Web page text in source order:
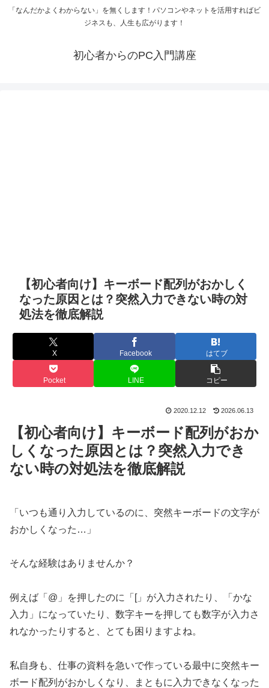
「なんだかよくわからない」を無くします！パソコンやネットを活用すればビ
ジネスも、人生も広がります！
初心者からのPC入門講座
【初心者向け】キーボード配列がおかしく
なった原因とは？突然入力できない時の対
処法を徹底解説
X Facebook はてブ
Pocket LINE コピー
2020.12.12 2026.06.13
【初心者向け】キーボード配列がおか
しくなった原因とは？突然入力でき
ない時の対処法を徹底解説
「いつも通り入力しているのに、突然キーボードの文字が
おかしくなった…」
そんな経験はありませんか？
例えば「@」を押したのに「[」が入力されたり、「かな
入力」になっていたり、数字キーを押しても数字が入力さ
れなかったりすると、とても困りますよね。
私自身も、仕事の資料を急いで作っている最中に突然キー
ボード配列がおかしくなり、まともに入力できなくなった